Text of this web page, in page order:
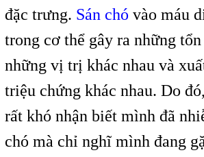
đặc trưng. Sán chó vào máu
trong cơ thể gây ra những
những vị trị khác nhau và
triệu chứng khác nhau. Do
rất khó nhận biết mình đã
chó mà chỉ nghĩ mình đang